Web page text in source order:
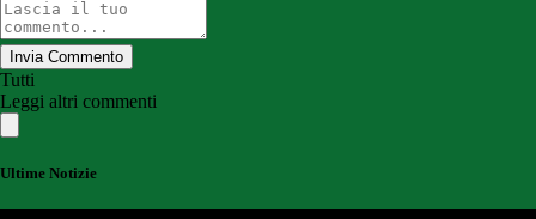
Invia Commento
Tutti
Leggi altri commenti
Ultime Notizie